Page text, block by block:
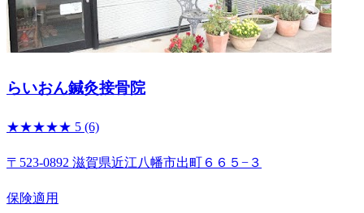
らいおん鍼灸接骨院
★★★★★ 5 (6)
〒523-0892 滋賀県近江八幡市出町６６５−３
保険適用